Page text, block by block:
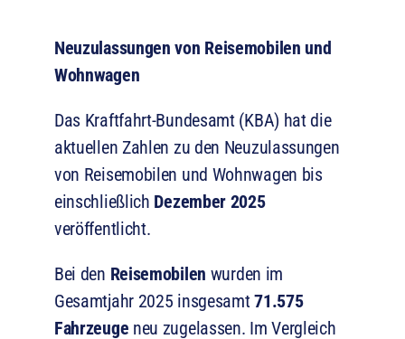
Neuzulassungen von Reisemobilen und
Wohnwagen
Das Kraftfahrt-Bundesamt (KBA) hat die
aktuellen Zahlen zu den Neuzulassungen
von Reisemobilen und Wohnwagen bis
einschließlich Dezember 2025
veröffentlicht.
Bei den Reisemobilen wurden im
Gesamtjahr 2025 insgesamt71.575
Fahrzeuge neu zugelassen. Im Vergleich